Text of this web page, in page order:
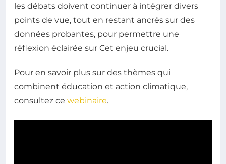
les débats doivent continuer à intégrer divers
points de vue, tout en restant ancrés sur des
données probantes, pour permettre une
réflexion éclairée sur Cet enjeu crucial.
Pour en savoir plus sur des thèmes qui
combinent éducation et action climatique,
consultez ce webinaire.